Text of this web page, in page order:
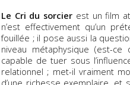
Le Cri du sorcier est un film
n’est effectivement qu’un
fouillée ; il pose aussi la
niveau métaphysique (est-
capable de tuer sous
relationnel ; met-il vraiment